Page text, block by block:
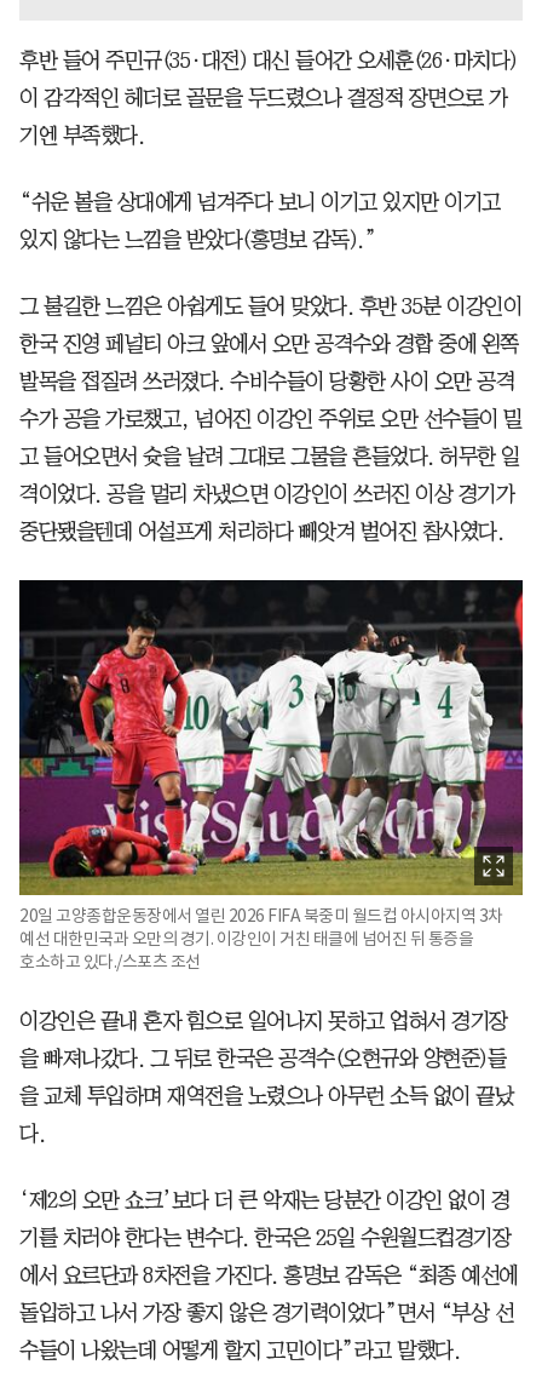
후반 들어 주민규(35·대전) 대신 들어간 오세훈(26·마치다)
이 감각적인 헤더로 골문을 두드렸으나 결정적 장면으로 가
기엔 부족했다.
“쉬운 볼을 상대에게 넘겨주다 보니 이기고 있지만 이기고
있지 않다는 느낌을 받았다(홍명보 감독).”
그 불길한 느낌은 아쉽게도 들어 맞았다. 후반 35분 이강인이
한국 진영 페널티 아크 앞에서 오만 공격수와 경합 중에 왼쪽
발목을 접질려 쓰러졌다. 수비수들이 당황한 사이 오만 공격
수가 공을 가로챘고, 넘어진 이강인 주위로 오만 선수들이 밀
고 들어오면서 슛을 날려 그대로 그물을 흔들었다. 허무한 일
격이었다. 공을 멀리 차냈으면 이강인이 쓰러진 이상 경기가
중단됐을텐데 어설프게 처리하다 빼앗겨 벌어진 참사였다.
20일 고양종합운동장에서 열린 2026 FIFA 북중미 월드컵 아시아지역 3차
예선 대한민국과 오만의 경기. 이강인이 거친 태클에 넘어진 뒤 통증을
호소하고 있다./스포츠 조선
이강인은 끝내 혼자 힘으로 일어나지 못하고 업혀서 경기장
을 빠져나갔다. 그 뒤로 한국은 공격수(오현규와 양현준)들
을 교체 투입하며 재역전을 노렸으나 아무런 소득 없이 끝났
다.
‘제2의 오만 쇼크’보다 더 큰 악재는 당분간 이강인 없이 경
기를 치러야 한다는 변수다. 한국은 25일 수원월드컵경기장
에서 요르단과 8차전을 가진다. 홍명보 감독은 “최종 예선에
돌입하고 나서 가장 좋지 않은 경기력이었다”면서 “부상 선
수들이 나왔는데 어떻게 할지 고민이다”라고 말했다.